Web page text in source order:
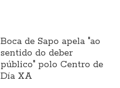
Boca de Sapo apela "ao
sentido do deber
público" polo Centro de
Día XA